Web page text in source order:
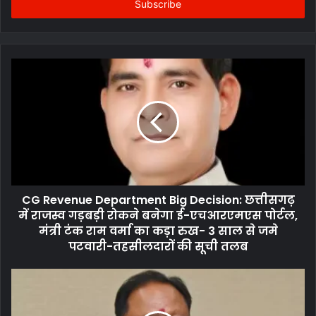
CG Revenue Department Big Decision: छत्तीसगढ़
में राजस्व गड़बड़ी रोकने बनेगा ई-एचआरएमएस पोर्टल,
मंत्री टंक राम वर्मा का कड़ा रुख- 3 साल से जमे
पटवारी-तहसीलदारों की सूची तलब